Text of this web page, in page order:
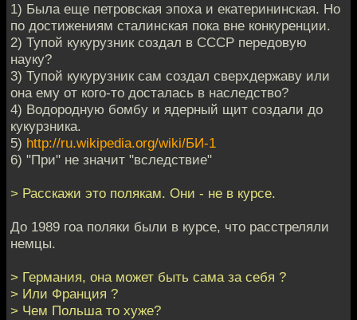
1) Была еще петровская эпоха и екатерининская. Но
по достижениям сталинская пока вне конкуренции.
2) Тупой кукурузник создал в СССР передовую
науку?
3) Тупой кукурузник сам создал сверхдержаву или
она ему от кого-то досталась в наследство?
4) Водородную бомбу и ядерный щит создали до
кукурзника.
5) http://ru.wikipedia.org/wiki/БИ-1
6) "При" не значит "вследствие"
> Расскажи это полякам. Они - не в курсе.
До 1989 гоа поляки были в курсе, что расстреляли
немцы.
> Германия, она может быть сама за себя ?
> Или Франция ?
> Чем Польша то хуже?